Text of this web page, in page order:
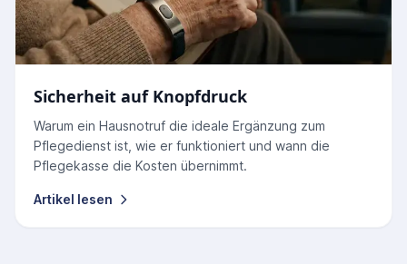
Sicherheit auf Knopfdruck
Warum ein Hausnotruf die ideale Ergänzung zum
Pflegedienst ist, wie er funktioniert und wann die
Pflegekasse die Kosten übernimmt.
Artikel lesen